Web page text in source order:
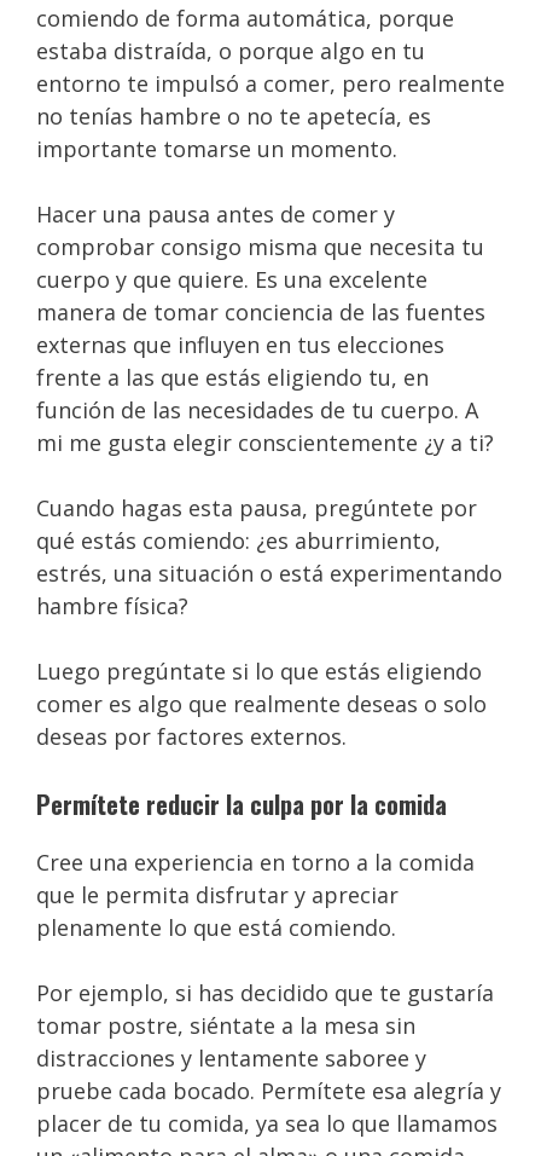
comiendo de forma automática, porque
estaba distraída, o porque algo en tu
entorno te impulsó a comer, pero realmente
no tenías hambre o no te apetecía, es
importante tomarse un momento.
Hacer una pausa antes de comer y
comprobar consigo misma que necesita tu
cuerpo y que quiere. Es una excelente
manera de tomar conciencia de las fuentes
externas que influyen en tus elecciones
frente a las que estás eligiendo tu, en
función de las necesidades de tu cuerpo. A
mi me gusta elegir conscientemente ¿y a ti?
Cuando hagas esta pausa, pregúntete por
qué estás comiendo: ¿es aburrimiento,
estrés, una situación o está experimentando
hambre física?
Luego pregúntate si lo que estás eligiendo
comer es algo que realmente deseas o solo
deseas por factores externos.
Permítete reducir la culpa por la comida
Cree una experiencia en torno a la comida
que le permita disfrutar y apreciar
plenamente lo que está comiendo.
Por ejemplo, si has decidido que te gustaría
tomar postre, siéntate a la mesa sin
distracciones y lentamente saboree y
pruebe cada bocado. Permítete esa alegría y
placer de tu comida, ya sea lo que llamamos